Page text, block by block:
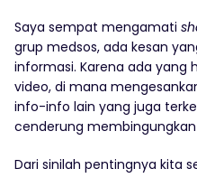
Saya sempat mengamati
grup medsos, ada kesan
informasi. Karena ada
video, di mana
info-info lain yang juga
cenderung
Dari sinilah pentingnya kita